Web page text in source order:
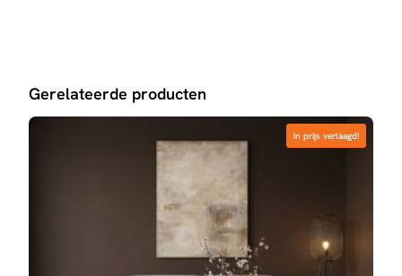
Gerelateerde producten
in prijs verlaagd!
in prijs verlaagd!